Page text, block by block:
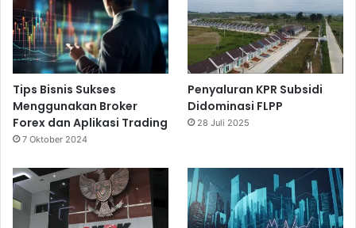
Tips Bisnis Sukses
Menggunakan Broker
Forex dan Aplikasi Trading
7 Oktober 2024
Penyaluran KPR Subsidi
Didominasi FLPP
28 Juli 2025